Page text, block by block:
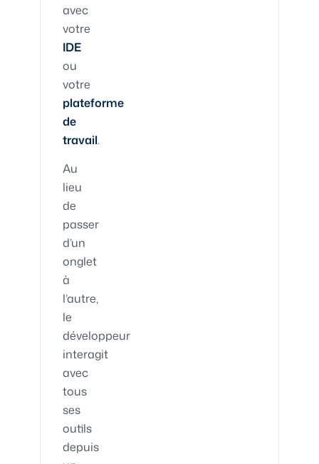
avec
votre
IDE
ou
votre
plateforme
de
travail.
Au
lieu
de
passer
d’un
onglet
à
l’autre,
le
développeur
interagit
avec
tous
ses
outils
depuis